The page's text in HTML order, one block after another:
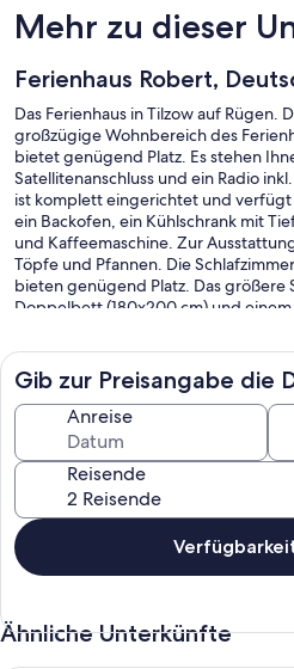
Mehr zu dieser
Ferienhaus Robert,
Das Ferienhaus in Tilzow auf Rügen.
großzügige Wohnbereich des
bietet genügend Platz. Es stehen
Satellitenanschluss und ein Radio
ist komplett eingerichtet und
ein Backofen, ein Kühlschrank mit
und Kaffeemaschine. Zur
Töpfe und Pfannen. Die
bieten genügend Platz. Das größere
Doppelbett (180x200 cm) und
(140x200 cm) und einen doppelten
wird in Erstausstattung gestellt. Das
Dusche, einem Waschbecken und
Ferienhaus Robert:
Handtücher gehören nicht zur
oder können gegen 3€/ Person
Schlafcouch im Wohnzimmer für 5.
Gib zur Preisangabe die
Anreise
Reisende
Ähnliche Unterkünfte